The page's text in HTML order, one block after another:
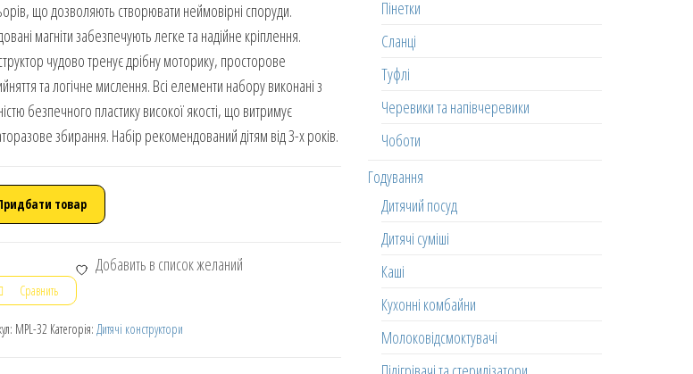
що дозволяють створювати неймовірні споруди.
магніти забезпечують легке та надійне кріплення.
чудово тренує дрібну моторику, просторове
та логічне мислення. Всі елементи набору виконані з
безпечного пластику високої якості, що витримує
збирання. Набір рекомендований дітям від 3-х років.
товар
Добавить в список желаний
Сравнить
MPL-32 Категорія: Дитячі конструктори
Пінетки
Сланці
Туфлі
Черевики та напівчеревики
Чоботи
Годування
Дитячий посуд
Дитячі суміші
Каші
Кухонні комбайни
Молоковідсмоктувачі